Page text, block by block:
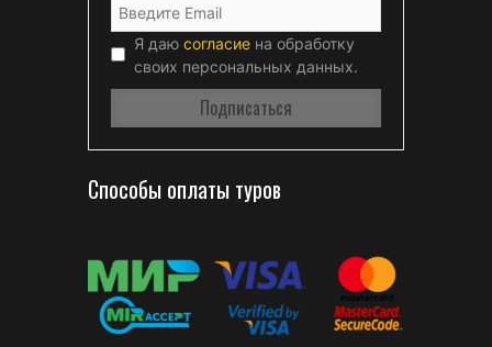
Я даю согласие на обработку
своих персональных данных.
Способы оплаты туров